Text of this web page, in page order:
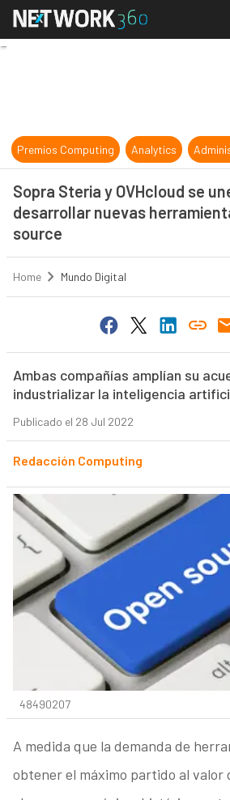
Sopra Steria
Premios Computing Analytics
Sopra Steria y OVHcloud se
desarrollar nuevas
source
Home Mundo Digital
Ambas compañías amplían su
industrializar la inteligencia
Publicado el 28 Jul 2022
Redacción Computing
48490207
A medida que la demanda de
obtener el máximo partido al valor